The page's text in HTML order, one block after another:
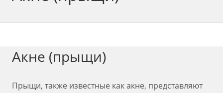
Акне (прыщи)
Прыщи, также известные как акне, представляют